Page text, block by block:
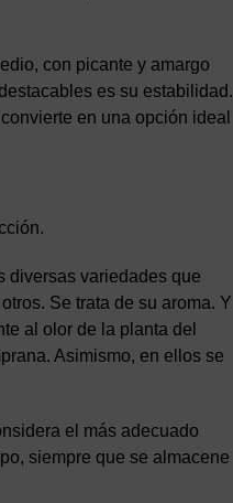
con picante y amargo
es su estabilidad.
en una opción ideal
diversas variedades que
Se trata de su aroma. Y
al olor de la planta del
Asimismo, en ellos se
el más adecuado
siempre que se almacene